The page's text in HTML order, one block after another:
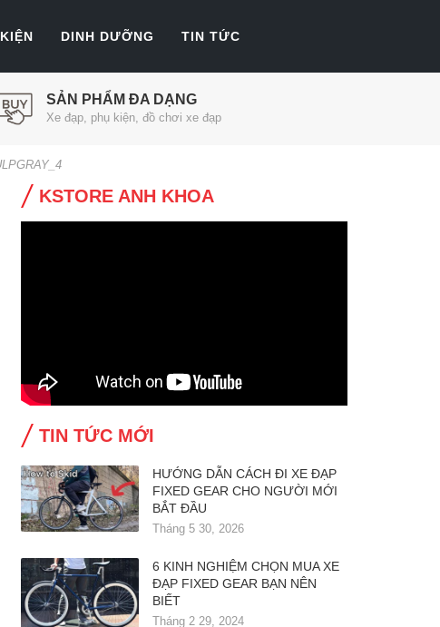
DINH DƯỠNG TIN TỨC
SẢN PHẨM ĐA DẠNG
Xe đạp, phụ kiện, đồ chơi xe đạp
KSTORE ANH KHOA
TIN TỨC MỚI
HƯỚNG DẪN CÁCH ĐI XE ĐẠP
FIXED GEAR CHO NGƯỜI MỚI
BẮT ĐẦU
Tháng 5 30, 2026
6 KINH NGHIỆM CHỌN MUA XE
ĐẠP FIXED GEAR BẠN NÊN
BIẾT
Tháng 2 29, 2024